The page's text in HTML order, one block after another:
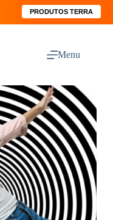
PRODUTOS TERRA
Menu